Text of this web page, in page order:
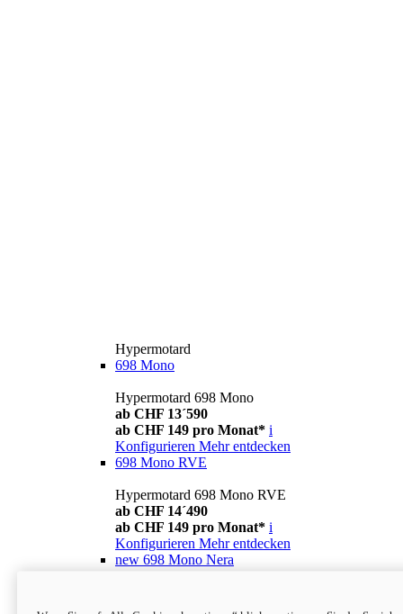
Hypermotard
698 Mono
Hypermotard 698 Mono
ab CHF 13´590
ab CHF 149 pro Monat* i
Konfigurieren Mehr entdecken
698 Mono RVE
Hypermotard 698 Mono RVE
ab CHF 14´490
ab CHF 149 pro Monat* i
Konfigurieren Mehr entdecken
new 698 Mono Nera
ab CHF 13´990